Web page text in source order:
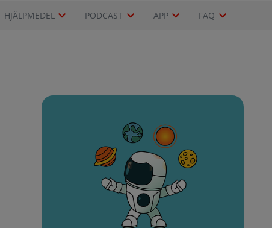
HJÄLPMEDEL PODCAST APP FAQ